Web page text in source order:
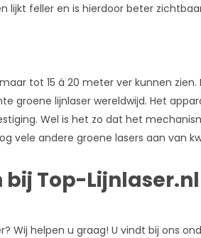
lijkt feller en is hierdoor beter
tot 15 á 20 meter ver kunnen zien.
groene lijnlaser wereldwijd. Het
Wel is het zo dat het
vele andere groene lasers aan van
bij Top-Lijnlaser.nl
Wij helpen u graag! U vindt bij ons